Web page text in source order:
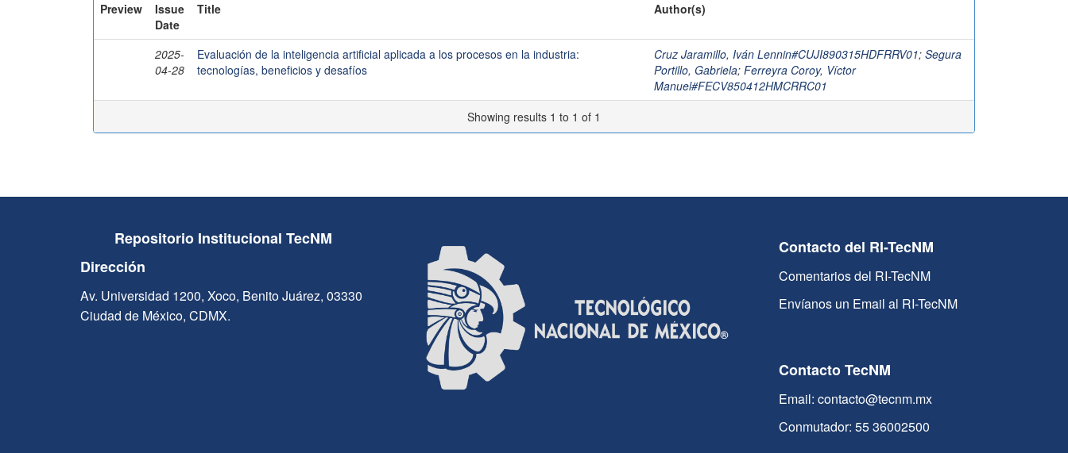
Preview
Issue
Date
Title Author(s)
2025-
04-28
Evaluación de la inteligencia artificial aplicada a los procesos en la industria:
tecnologías, beneficios y desafíos
Cruz Jaramillo, Iván Lennin#CUJI890315HDFRRV01; Segura
Portillo, Gabriela; Ferreyra Coroy, Víctor
Manuel#FECV850412HMCRRC01
Showing results 1 to 1 of 1
Repositorio Institucional TecNM
Dirección
Av. Universidad 1200, Xoco, Benito Juárez, 03330
Ciudad de México, CDMX.
Contacto del RI-TecNM
Comentarios del RI-TecNM
Envíanos un Email al RI-TecNM
Contacto TecNM
Email: contacto@tecnm.mx
Conmutador: 55 36002500